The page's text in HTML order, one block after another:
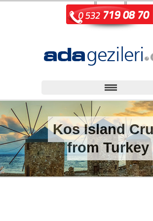
Kos Island
from Turkey